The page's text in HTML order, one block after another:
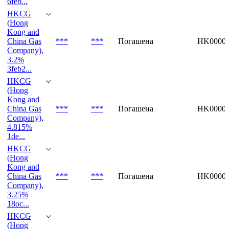
HKCG
(Hong
Kong and
China Gas
Company),
3.2%
3feb2...
*** *** Погашена
HKCG
(Hong
Kong and
China Gas
Company),
4.815%
1de...
*** *** Погашена
HKCG
(Hong
Kong and
China Gas
Company),
3.25%
18oc...
*** *** Погашена
HKCG
(Hong